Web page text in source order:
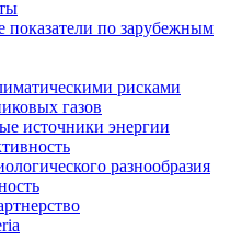
показатели по зарубежным
рисками
газов
источники энергии
разнообразия